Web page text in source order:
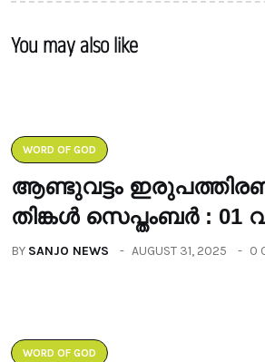
You may also like
WORD OF GOD
ആണ്ടുവട്ടം
തിങ്കൾ സെപ്തംബർ :
BY SANJO NEWS AUGUST 31, 2025 0
WORD OF GOD